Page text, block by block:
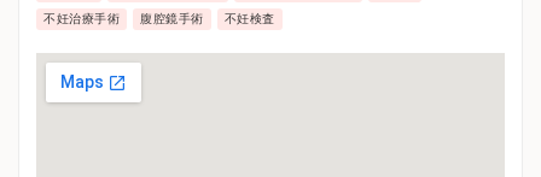
不妊治療手術 腹腔鏡手術 不妊検査